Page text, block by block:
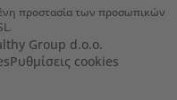
προστασία των προσωπικών
Group d.o.o.
Ρυθμίσεις cookies